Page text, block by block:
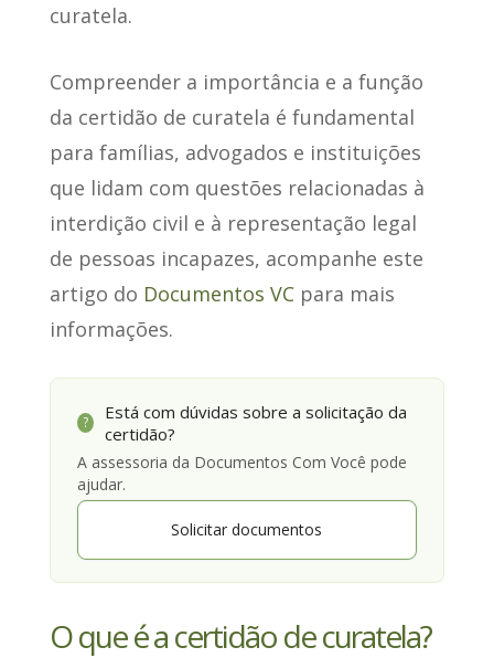
curatela.
Compreender a importância e a função
da certidão de curatela é fundamental
para famílias, advogados e instituições
que lidam com questões relacionadas à
interdição civil e à representação legal
de pessoas incapazes, acompanhe este
artigo do Documentos VCpara mais
informações.
?
Está com dúvidas sobre a solicitação da
certidão?
A assessoria da Documentos Com Você pode
ajudar.
Solicitar documentos
O que é a certidão de curatela?